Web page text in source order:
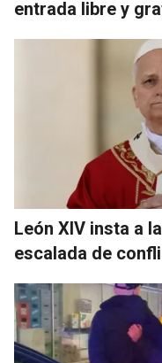
entrada libre y
León XIV insta a
escalada de